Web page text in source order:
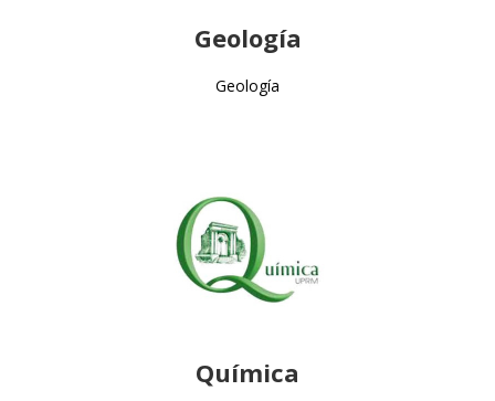
Geología
Geología
Química